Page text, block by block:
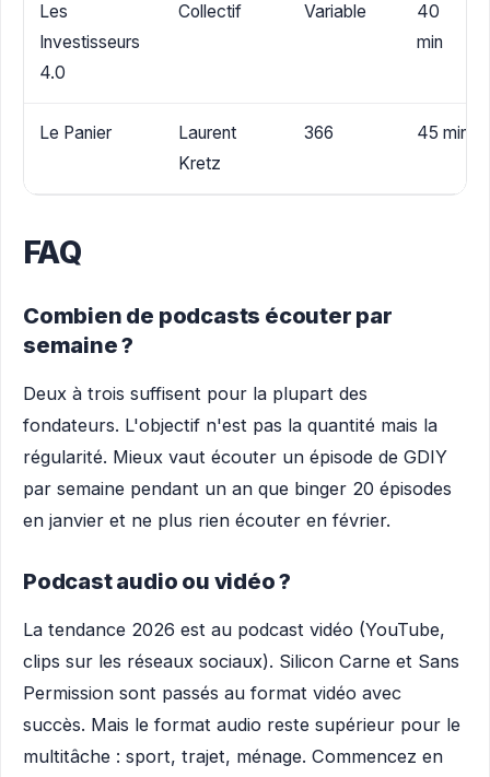
Les
Investisseurs
4.0
Collectif Variable
40
min
Le Panier
Laurent
Kretz
366 45 min
FAQ
Combien de podcasts écouter par
semaine ?
Deux à trois suffisent pour la plupart des
fondateurs. L'objectif n'est pas la quantité mais la
régularité. Mieux vaut écouter un épisode de GDIY
par semaine pendant un an que binger 20 épisodes
en janvier et ne plus rien écouter en février.
Podcast audio ou vidéo ?
La tendance 2026 est au podcast vidéo (YouTube,
clips sur les réseaux sociaux). Silicon Carne et Sans
Permission sont passés au format vidéo avec
succès. Mais le format audio reste supérieur pour le
multitâche : sport, trajet, ménage. Commencez en